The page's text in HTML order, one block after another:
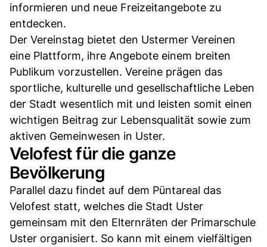
informieren und neue Freizeitangebote zu
entdecken.
Der Vereinstag bietet den Ustermer Vereinen
eine Plattform, ihre Angebote einem breiten
Publikum vorzustellen. Vereine prägen das
sportliche, kulturelle und gesellschaftliche Leben
der Stadt wesentlich mit und leisten somit einen
wichtigen Beitrag zur Lebensqualität sowie zum
aktiven Gemeinwesen in Uster.
Velofest für die ganze
Bevölkerung
Parallel dazu findet auf dem Püntareal das
Velofest statt, welches die Stadt Uster
gemeinsam mit den Elternräten der Primarschule
Uster organisiert. So kann mit einem vielfältigen